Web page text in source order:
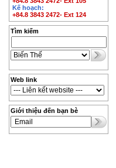
Kế hoạch:
+84.8 3843 2472- Ext 124
Tìm kiếm
Web link
Giới thiệu đến bạn bè